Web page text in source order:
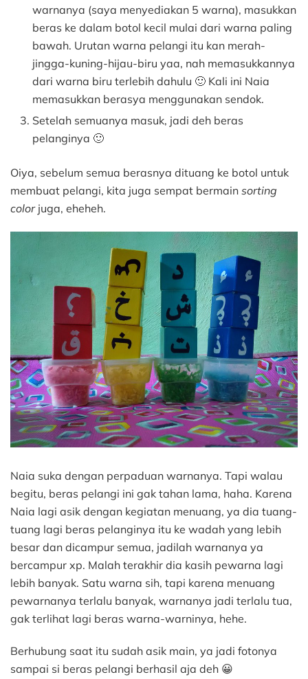
warnanya (saya menyediakan 5 warna), masukkan
beras ke dalam botol kecil mulai dari warna paling
bawah. Urutan warna pelangi itu kan merah-
jingga-kuning-hijau-biru yaa, nah memasukkannya
dari warna biru terlebih dahulu 🙂 Kali ini Naia
memasukkan berasya menggunakan sendok.
Setelah semuanya masuk, jadi deh beras
pelanginya 🙂
Oiya, sebelum semua berasnya dituang ke botol untuk
membuat pelangi, kita juga sempat bermain sorting
color juga, eheheh.
Naia suka dengan perpaduan warnanya. Tapi walau
begitu, beras pelangi ini gak tahan lama, haha. Karena
Naia lagi asik dengan kegiatan menuang, ya dia tuang-
tuang lagi beras pelanginya itu ke wadah yang lebih
besar dan dicampur semua, jadilah warnanya ya
bercampur xp. Malah terakhir dia kasih pewarna lagi
lebih banyak. Satu warna sih, tapi karena menuang
pewarnanya terlalu banyak, warnanya jadi terlalu tua,
gak terlihat lagi beras warna-warninya, hehe.
Berhubung saat itu sudah asik main, ya jadi fotonya
sampai si beras pelangi berhasil aja deh 😀